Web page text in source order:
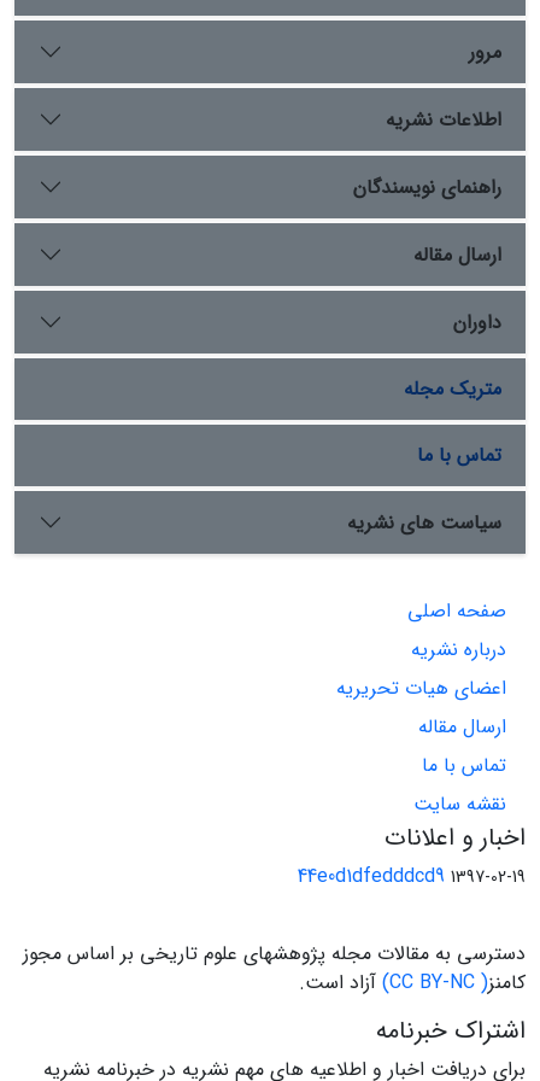
همچنین با وجود برخی تلاش‌های موفقیت‌آمیز اوّلیه، چرا این
روابط پایدار نمانده و به نتیجه نرسیدند؟ در پژوهش حاضر
تلاش شده است تا با اتّخاذ رویکردی توصیفی-تحلیلی و
بهره‌گیری از روش پژوهش کیفی به پرسش‌های فوق پاسخ
داده شود. چنین می‌نماید که مجموعه‌ای از انگیزه‌های مشترک
اقتصادی و سیاسی، ایران و سوئد و به ویژه سوئدیان را به
برقراری روابط متمایل ساختند؛ اما موانعی چون بُعدِ مسافت،
ناخشنودی قدرت‌های رقیب و چالش‌های داخلی و خارجی دو
کشور (خصوصاً درگیری سوئدیان در جنگ بزرگ شمالی و
رویارویی دربار صفوی با شورش غلزاییان) سبب شدند تا روابط
مزبور به فرجام روشنی نرسند
مرور
اطلاعات نشریه
راهنمای نویسندگان
ارسال مقاله
داوران
متریک مجله
تماس با ما
سیاست های نشریه
صفحه اصلی
درباره نشریه
اعضای هیات تحریریه
ارسال مقاله
تماس با ما
نقشه سایت
اخبار و اعلانات
44e0d1dfedddcd9 1397-02-19
دسترسی به مقالات مجله پژوهشهای علوم تاریخی بر اساس مجوز
کامنز( CC BY-NC) آزاد است.
اشتراک خبرنامه
برای دریافت اخبار و اطلاعیه های مهم نشریه در خبرنامه نشریه